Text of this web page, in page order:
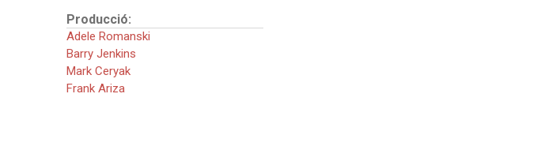
Producció:
Adele Romanski
Barry Jenkins
Mark Ceryak
Frank Ariza